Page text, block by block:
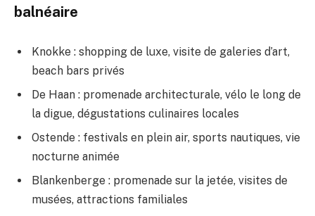
balnéaire
Knokke : shopping de luxe, visite de galeries d’art,
beach bars privés
De Haan : promenade architecturale, vélo le long de
la digue, dégustations culinaires locales
Ostende : festivals en plein air, sports nautiques, vie
nocturne animée
Blankenberge : promenade sur la jetée, visites de
musées, attractions familiales